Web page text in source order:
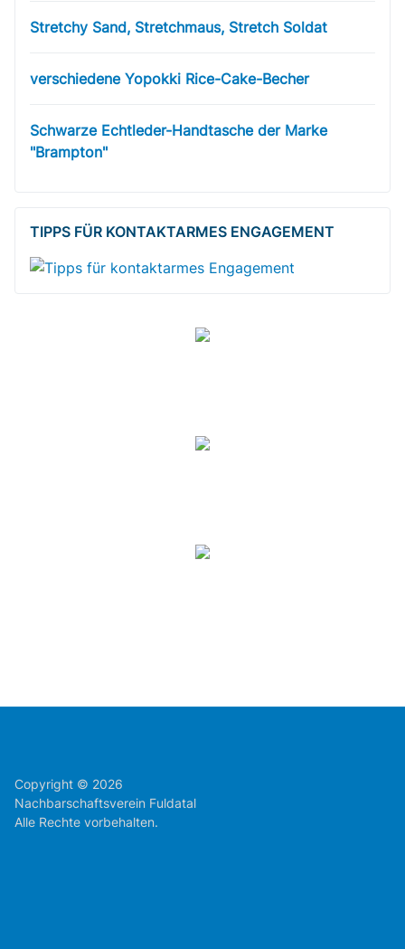
Stretchy Sand, Stretchmaus, Stretch Soldat
verschiedene Yopokki Rice-Cake-Becher
Schwarze Echtleder-Handtasche der Marke
"Brampton"
TIPPS FÜR KONTAKTARMES ENGAGEMENT
Copyright © 2026
Nachbarschaftsverein Fuldatal
Alle Rechte vorbehalten.